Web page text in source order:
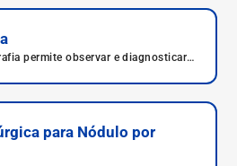
e tratamento adequados.
permite observar e diagnosticar
nas trompas e endometriose.
para Nódulo por